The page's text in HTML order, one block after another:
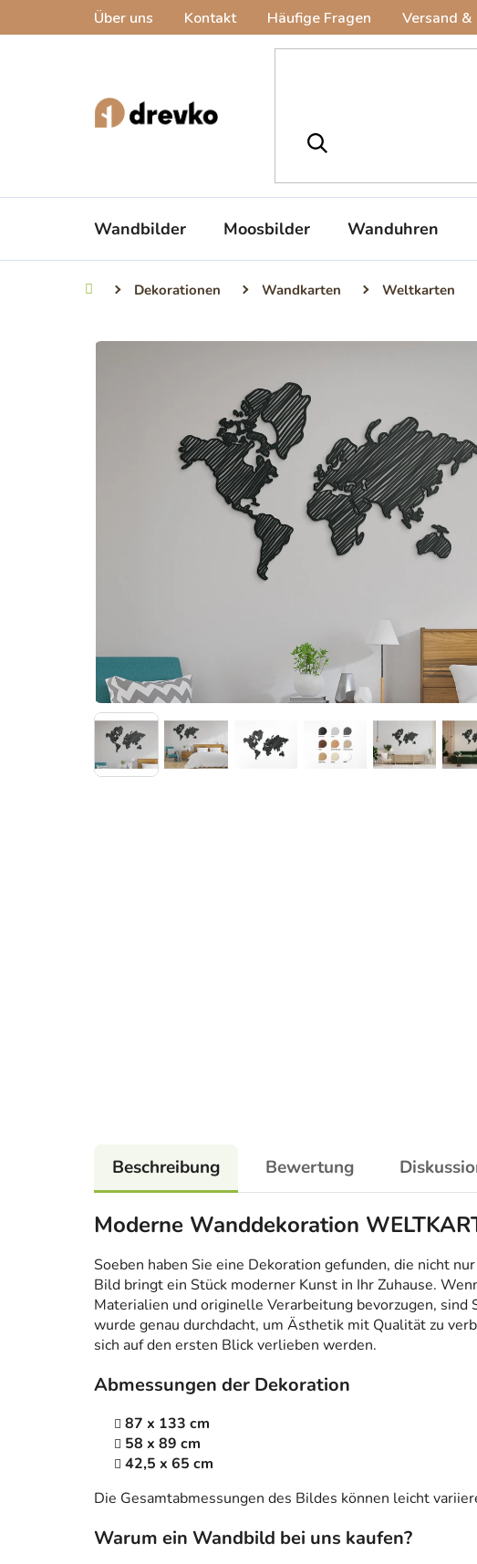
Über uns Kontakt Häufige Fragen Versand &
Wandbilder Moosbilder Wanduhren
StartseiteDekorationen Wandkarten Weltkarten
Beschreibung Bewertung
Moderne Wanddekoration
Soeben haben Sie eine Dekoration gefunden, die nicht
Bild bringt ein Stück moderner Kunst in Ihr Zuhause.
Materialien und originelle Verarbeitung bevorzugen, sind
wurde genau durchdacht, um Ästhetik mit Qualität zu
sich auf den ersten Blick verlieben werden.
Abmessungen der Dekoration
87 x 133 cm
58 x 89 cm
42,5 x 65 cm
Die Gesamtabmessungen des Bildes können leicht
Warum ein Wandbild bei uns kaufen?